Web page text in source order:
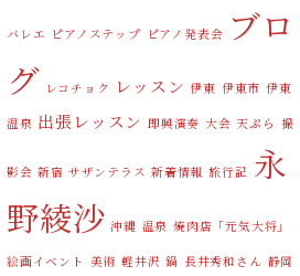
バレエ ピアノステップ ピアノ発表会
ブロ
グ レコチョク レッスン 伊東 伊東市 伊東
温泉 出張レッスン 即興演奏 大会 天ぷら 撮
影会 新宿 サザンテラス 新着情報 旅行記 永
野綾沙 沖縄 温泉 焼肉店「元気大将」
絵画イベント 美術 軽井沢 鍋 長井秀和さん 静岡